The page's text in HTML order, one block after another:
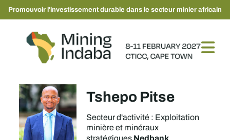
Promouvoir l'investissement durable dans le secteur minier africain
Tshepo Pitse
Secteur d'activité : Exploitation
minière et minéraux